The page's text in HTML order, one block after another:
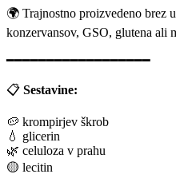
🌍 Trajnostno proizvedeno brez
konzervansov, GSO, glutena ali
━━━━━━━━━━━━━━━━━━
📋 Sestavine:
🥔 krompirjev škrob
💧 glicerin
🌿 celuloza v prahu
🟡 lecitin